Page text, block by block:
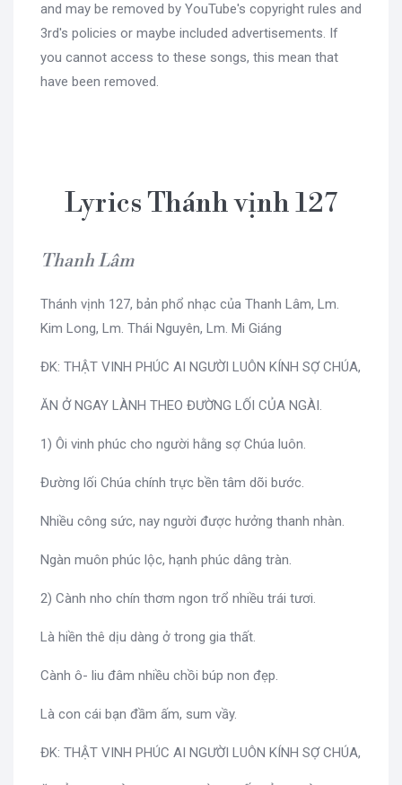
and may be removed by YouTube's copyright rules and
3rd's policies or maybe included advertisements. If
you cannot access to these songs, this mean that
have been removed.
Lyrics Thánh vịnh 127
Thanh Lâm
Thánh vịnh 127, bản phổ nhạc của Thanh Lâm, Lm.
Kim Long, Lm. Thái Nguyên, Lm. Mi Giáng
ĐK: THẬT VINH PHÚC AI NGƯỜI LUÔN KÍNH SỢ CHÚA,
ĂN Ở NGAY LÀNH THEO ĐƯỜNG LỐI CỦA NGÀI.
1) Ôi vinh phúc cho người hằng sợ Chúa luôn.
Đường lối Chúa chính trực bền tâm dõi bước.
Nhiều công sức, nay người được hưởng thanh nhàn.
Ngàn muôn phúc lộc, hạnh phúc dâng tràn.
2) Cành nho chín thơm ngon trổ nhiều trái tươi.
Là hiền thê dịu dàng ở trong gia thất.
Cành ô- liu đâm nhiều chồi búp non đẹp.
Là con cái bạn đầm ấm, sum vầy.
ĐK: THẬT VINH PHÚC AI NGƯỜI LUÔN KÍNH SỢ CHÚA,